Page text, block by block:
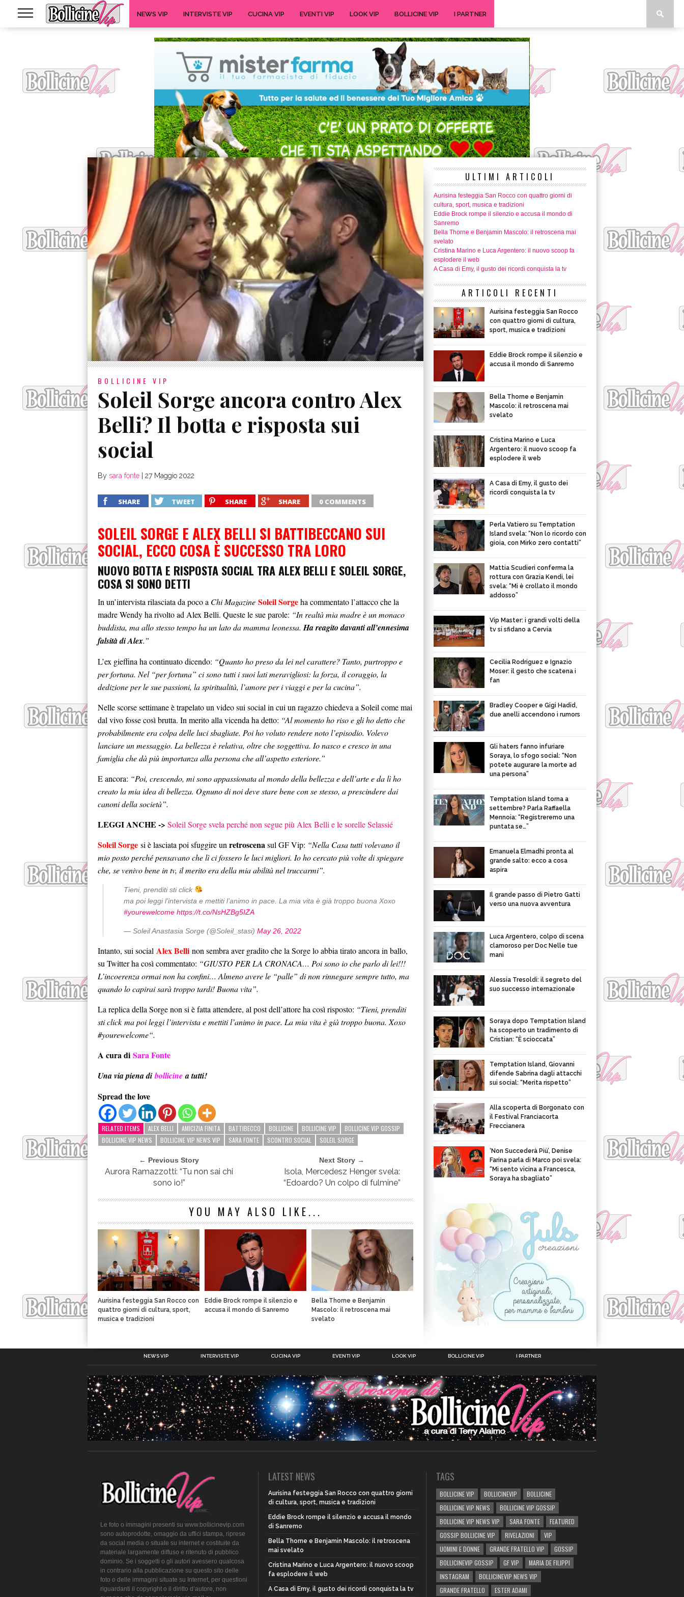
NEWS VIP INTERVISTE VIP CUCINA VIP EVENTI VIP LOOK VIP BOLLICINE VIP I PARTNER
BOLLICINE VIP
Soleil Sorge ancora contro Alex
Belli? Il botta e risposta sui
social
By sara fonte 27 Maggio 2022
SHARE TWEET SHARE SHARE 0 COMMENTS
SOLEIL SORGE E ALEX BELLI SI BATTIBECCANO SUI
SOCIAL, ECCO COSA È SUCCESSO TRA LORO
NUOVO BOTTA E RISPOSTA SOCIAL TRA ALEX BELLI E SOLEIL SORGE,
COSA SI SONO DETTI
In un’intervista rilasciata da poco a Chi Magazine Soleil Sorgeha commentato l’attacco che la
madre Wendy ha rivolto ad Alex Belli. Queste le sue parole: “In realtà mia madre è un monaco
buddista, ma allo stesso tempo ha un lato da mamma leonessa. Ha reagito davanti all’ennesima
falsità di Alex.”
L’ex gieffina ha continuato dicendo: “Quanto ho preso da lei nel carattere? Tanto, purtroppo e
per fortuna. Nel “per fortuna” ci sono tutti i suoi lati meravigliosi: la forza, il coraggio, la
dedizione per le sue passioni, la spiritualità, l’amore per i viaggi e per la cucina”.
Nelle scorse settimane è trapelato un video sui social in cui un ragazzo chiedeva a Soleil come mai
dal vivo fosse così brutta. In merito alla vicenda ha detto: “Al momento ho riso e gli ho detto che
probabilmente era colpa delle luci sbagliate. Poi ho voluto rendere noto l’episodio. Volevo
lanciare un messaggio. La bellezza è relativa, oltre che soggettiva. Io nasco e cresco in una
famiglia che dà più importanza alla persona che all’aspetto esteriore.”
E ancora: “Poi, crescendo, mi sono appassionata al mondo della bellezza e dell’arte e da lì ho
creato la mia idea di bellezza. Ognuno di noi deve stare bene con se stesso, a prescindere dai
canoni della società”.
LEGGI ANCHE -> Soleil Sorge svela perché non segue più Alex Belli e le sorelle Selassié
Soleil Sorge si è lasciata poi sfuggire un retroscenasul GF Vip: “Nella Casa tutti volevano il
mio posto perché pensavano che lì ci fossero le luci migliori. Io ho cercato più volte di spiegare
che, se venivo bene in tv, il merito era della mia abilità nel truccarmi”.
Tieni, prenditi sti click
ma poi leggi l’intervista e mettiti l’animo in pace. La mia vita è già troppo buona Xoxo
#yourewelcome https://t.co/NsHZBg5IZA
— Soleil Anastasia Sorge (@Soleil_stasi) May 26, 2022
Intanto, sui social Alex Belli non sembra aver gradito che la Sorge lo abbia tirato ancora in ballo,
su Twitter ha così commentato: “GIUSTO PER LA CRONACA… Poi sono io che parlo di lei!!!
L’incoerenza ormai non ha confini… Almeno avere le “palle” di non rinnegare sempre tutto, ma
quando lo capirai sarà troppo tardi! Buona vita”.
La replica della Sorge non si è fatta attendere, al post dell’attore ha così risposto: “Tieni, prenditi
sti click ma poi leggi l’intervista e mettiti l’animo in pace. La mia vita è già troppo buona. Xoxo
#yourewelcome“.
A cura di Sara Fonte
Una via piena dibollicinea tutti!
Spread the love
RELATED ITEMS ALEX BELLI AMICIZIA FINITA BATTIBECCO BOLLICINE BOLLICINE VIP
BOLLICINE VIP GOSSIP
BOLLICINE VIP NEWS
BOLLICINE VIP NEWS VIP SARA FONTE SCONTRO SOCIAL SOLEIL SORGE
← Previous Story
Aurora Ramazzotti: “Tu non sai chi
sono io!”
Next Story →
Isola, Mercedesz Henger svela:
“Edoardo? Un colpo di fulmine”
YOU MAY ALSO LIKE...
Aurisina festeggia San Rocco con
quattro giorni di cultura, sport,
musica e tradizioni
Eddie Brock rompe il silenzio e
accusa il mondo di Sanremo
Bella Thorne e Benjamin
Mascolo: il retroscena mai
svelato
ULTIMI ARTICOLI
Aurisina festeggia San Rocco con quattro giorni di
cultura, sport, musica e tradizioni
Eddie Brock rompe il silenzio e accusa il mondo di
Sanremo
Bella Thorne e Benjamin Mascolo: il retroscena mai
svelato
Cristina Marino e Luca Argentero: il nuovo scoop fa
esplodere il web
A Casa di Emy, il gusto dei ricordi conquista la tv
ARTICOLI RECENTI
Aurisina festeggia San Rocco
con quattro giorni di cultura,
sport, musica e tradizioni
Eddie Brock rompe il silenzio e
accusa il mondo di Sanremo
Bella Thorne e Benjamin
Mascolo: il retroscena mai
svelato
Cristina Marino e Luca
Argentero: il nuovo scoop fa
esplodere il web
A Casa di Emy, il gusto dei
ricordi conquista la tv
Perla Vatiero su Temptation
Island svela: “Non lo ricordo con
gioia, con Mirko zero contatti”
Mattia Scudieri conferma la
rottura con Grazia Kendi, lei
svela: “Mi è crollato il mondo
addosso”
Vip Master: i grandi volti della
tv si sfidano a Cervia
Cecilia Rodriguez e Ignazio
Moser: il gesto che scatena i
fan
Bradley Cooper e Gigi Hadid,
due anelli accendono i rumors
Gli haters fanno infuriare
Soraya, lo sfogo social: “Non
potete augurare la morte ad
una persona”
Temptation Island torna a
settembre? Parla Raffaella
Mennoia: “Registreremo una
puntata se…”
Emanuela Elmadhi pronta al
grande salto: ecco a cosa
aspira
Il grande passo di Pietro Gatti
verso una nuova avventura
Luca Argentero, colpo di scena
clamoroso per Doc Nelle tue
mani
Alessia Tresoldi: il segreto del
suo successo internazionale
Soraya dopo Temptation Island
ha scoperto un tradimento di
Cristian: “È scioccata”
Temptation Island, Giovanni
difende Sabrina dagli attacchi
sui social: “Merita rispetto”
Alla scoperta di Borgonato con
il Festival Franciacorta
Freccianera
‘Non Succederà Più’, Denise
Farina parla di Marco poi svela:
“Mi sento vicina a Francesca,
Soraya ha sbagliato”
NEWS VIP INTERVISTE VIP CUCINA VIP EVENTI VIP LOOK VIP BOLLICINE VIP I PARTNER
Le foto o immagini presenti su www.bollicinevip.com
sono autoprodotte, omaggio da uffici stampa, riprese
da social media o situate su internet e costituite da
materiale largamente diffuso e ritenuto di pubblico
dominio. Se i soggetti o gli autori avessero qualcosa
in contrario alla pubblicazione su questo sito delle
foto o delle immagini situate su Internet, per questioni
riguardanti il copyright o il diritto d’autore, non
LATEST NEWS
Aurisina festeggia San Rocco con quattro giorni
di cultura, sport, musica e tradizioni
Eddie Brock rompe il silenzio e accusa il mondo
di Sanremo
Bella Thorne e Benjamin Mascolo: il retroscena
mai svelato
Cristina Marino e Luca Argentero: il nuovo scoop
fa esplodere il web
A Casa di Emy, il gusto dei ricordi conquista la tv
TAGS
BOLLICINE VIP BOLLICINEVIP
BOLLICINE
BOLLICINE VIP NEWS
BOLLICINE VIP GOSSIP
BOLLICINE VIP NEWS VIP
SARA FONTE
FEATURED
GOSSIP BOLLICINE VIP
RIVELAZIONI
VIP
UOMINI E DONNE
GRANDE FRATELLO VIP
GOSSIP
BOLLICINEVIP GOSSIP
GF VIP
MARIA DE FILIPPI
INSTAGRAM
BOLLICINEVIP NEWS VIP
GRANDE FRATELLO
ESTER ADAMI